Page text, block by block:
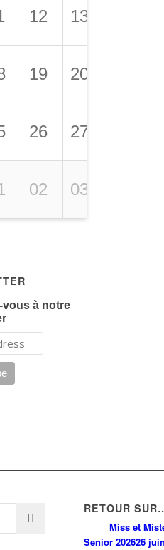
12 13
19 20
26 27
02 03
vous à notre
RETOUR
Miss et
Senior 202626 juin